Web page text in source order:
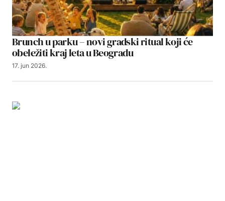
Brunch u parku – novi gradski ritual koji će
obeležiti kraj leta u Beogradu
17. jun 2026.